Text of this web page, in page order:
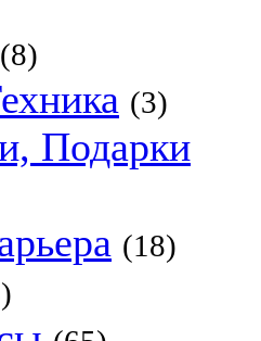
(8)
(3)
Подарки
(18)